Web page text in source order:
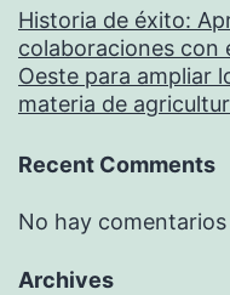
Historia de éxito:
colaboraciones con
Oeste para ampliar
materia de
Recent Comments
No hay
Archives